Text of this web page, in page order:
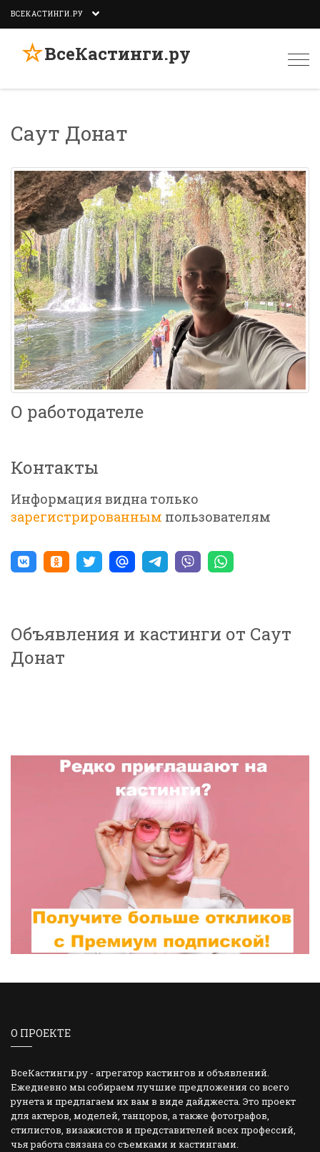
ВСЕКАСТИНГИ.РУ
☆ВсеКастинги.ру
Саут Донат
О работодателе
Контакты
Информация видна только
зарегистрированным пользователям
Объявления и кастинги от Саут
Донат
О ПРОЕКТЕ
ВсеКастинги.ру - агрегатор кастингов и объявлений.
Ежедневно мы собираем лучшие предложения со всего
рунета и предлагаем их вам в виде дайджеста. Это проект
для актеров, моделей, танцоров, а также фотографов,
стилистов, визажистов и представителей всех профессий,
чья работа связана со съемками и кастингами.